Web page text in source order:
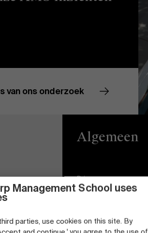
Management School uses
parties, use cookies on this site. By
van ons onderzoek
Algemeen
Privacy
Cookieverklaring